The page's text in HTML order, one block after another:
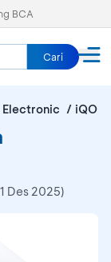
BCA
Cari
Electronic iQOO
Des 2025)